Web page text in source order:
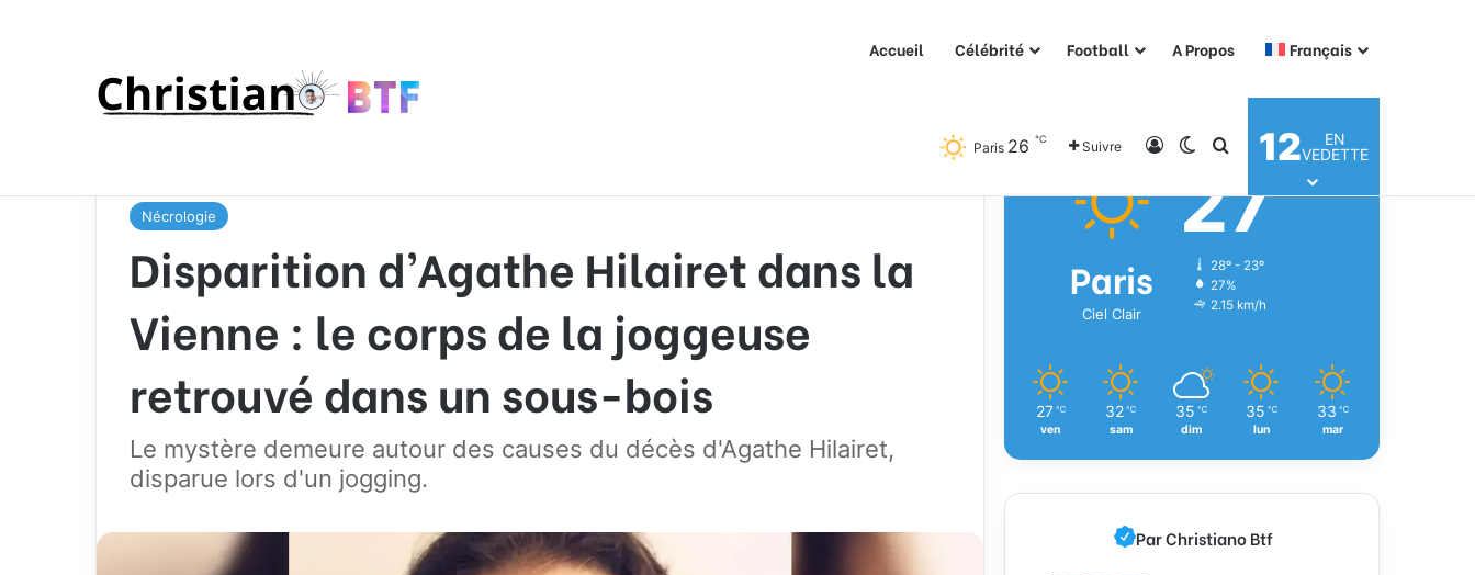
Accueil Célébrité Football A Propos Français
Paris 26 ℃ Suivre ConnexionSwitch skin
Rechercher
12
EN
VEDETTE
Nécrologie
Disparition d’Agathe Hilairet dans la
Vienne : le corps de la joggeuse
retrouvé dans un sous-bois
Le mystère demeure autour des causes du décès d'Agathe Hilairet,
disparue lors d'un jogging.
Météo
Paris
Ciel Clair
27 ℃
28º - 23º
27%
2.15 km/h
27 ℃
ven
32 ℃
sam
35 ℃
dim
35 ℃
lun
33 ℃
mar
Par Christiano Btf